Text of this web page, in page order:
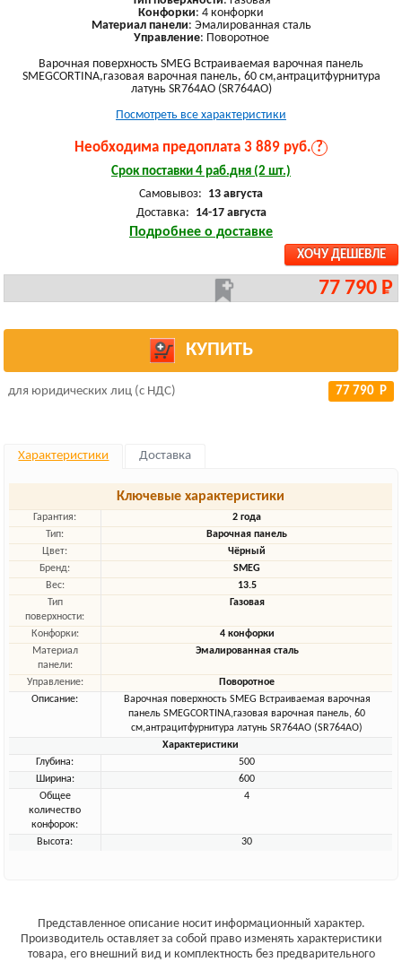
Конфорки: 4 конфорки
Материал панели: Эмалированная сталь
Управление: Поворотное
Варочная поверхность SMEG Встраиваемая варочная панель
SMEGCORTINA,газовая варочная панель, 60 см,антрацитфурнитура
латунь SR764AO (SR764AO)
Посмотреть все характеристики
Необходима предоплата 3 889 руб. ?
Срок поставки 4 раб.дня (2 шт.)
Самовывоз: 13 августа
Доставка: 14-17 августа
Подробнее о доставке
ХОЧУ ДЕШЕВЛЕ
77 790 Р
КУПИТЬ
для юридических лиц (с НДС) 77 790 Р
Характеристики Доставка
Ключевые характеристики
Гарантия:
2 года
Тип:
Варочная панель
Цвет:
Чёрный
Бренд:
SMEG
Вес:
13.5
Тип
поверхности:
Газовая
Конфорки:
4 конфорки
Материал
панели:
Эмалированная сталь
Управление:
Поворотное
Описание:
Варочная поверхность SMEG Встраиваемая варочная
панель SMEGCORTINA,газовая варочная панель, 60
см,антрацитфурнитура латунь SR764AO (SR764AO)
Характеристики
Глубина:
500
Ширина:
600
Общее
количество
конфорок:
4
Высота: 30
Представленное описание носит информационный характер.
Производитель оставляет за собой право изменять характеристики
товара, его внешний вид и комплектность без предварительного